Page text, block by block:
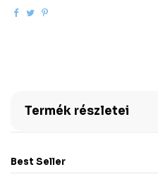
Termék részletei
Best Seller